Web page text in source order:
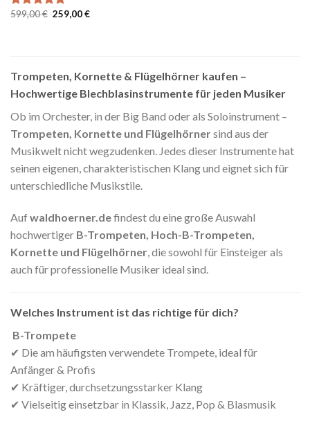
Bewertet
599,00€ Ursprünglicher
Preis
259,00€Aktueller
Trompeten, Kornette & Flügelhörner kaufen –
Hochwertige Blechblasinstrumente für jeden Musiker
Ob im Orchester, in der Big Band oder als Soloinstrument –
Trompeten, Kornette und Flügelhörnersind aus der
Musikwelt nicht wegzudenken. Jedes dieser Instrumente hat
seinen eigenen, charakteristischen Klang und eignet sich für
unterschiedliche Musikstile.
Aufwaldhoerner.defindest du eine große Auswahl
hochwertiger B-Trompeten, Hoch-B-Trompeten,
Kornette und Flügelhörner, die sowohl für Einsteiger als
auch für professionelle Musiker ideal sind.
Welches Instrument ist das richtige für dich?
B-Trompete
✔ Die am häufigsten verwendete Trompete, ideal für
Anfänger & Profis
✔ Kräftiger, durchsetzungsstarker Klang
✔ Vielseitig einsetzbar in Klassik, Jazz, Pop & Blasmusik